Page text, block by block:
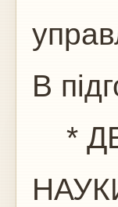
В
*